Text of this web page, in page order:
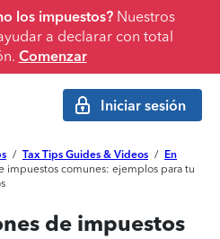
los impuestos? Nuestros
a declarar con total
Comenzar
Iniciar sesión
/ Tax Tips Guides & Videos / En
impuestos comunes: ejemplos para tu
de impuestos